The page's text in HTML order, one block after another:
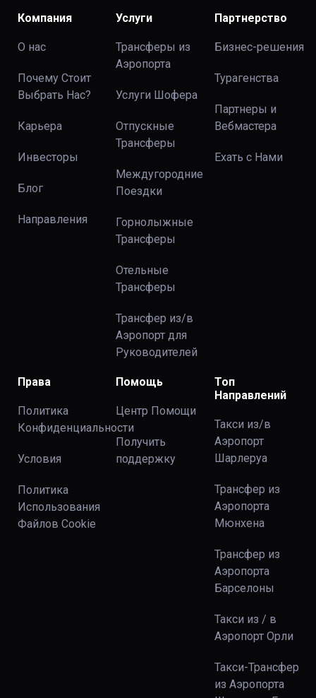
Компания
О нас
Почему Стоит
Выбрать Нас?
Карьера
Инвесторы
Блог
Направления
Услуги
Трансферы из
Аэропорта
Услуги Шофера
Отпускные
Трансферы
Междугородние
Поездки
Горнолыжные
Трансферы
Отельные
Трансферы
Трансфер из/в
Аэропорт для
Руководителей
Партнерство
Бизнес-решения
Турагенства
Партнеры и
Вебмастера
Ехать с Нами
Права
Политика
Конфиденциальности
Условия
Политика
Использования
Файлов Сookie
Помощь
Центр Помощи
Получить
поддержку
Топ
Направлений
Такси из/в
Аэропорт
Шарлеруа
Трансфер из
Аэропорта
Мюнхена
Трансфер из
Аэропорта
Барселоны
Такси из / в
Аэропорт Орли
Такси-Трансфер
из Аэропорта